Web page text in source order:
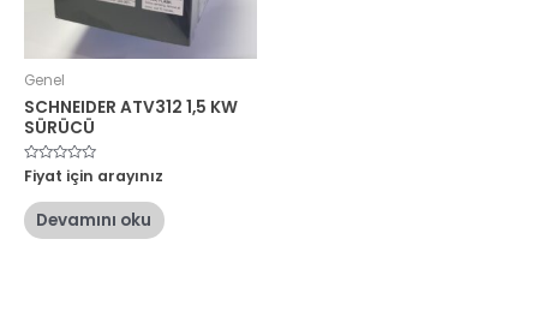
Genel
SCHNEIDER ATV312 1,5 KW
SÜRÜCÜ
5
üzerinden
oy
aldı
Fiyat için arayınız
Devamını oku